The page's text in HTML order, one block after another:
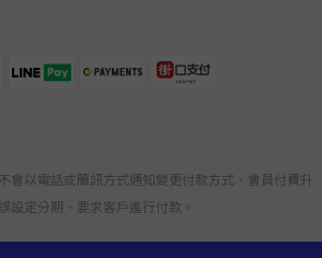
會以電話或簡訊方式通知變更付款方式、會員付費升
設定分期、要求客戶進行付款。